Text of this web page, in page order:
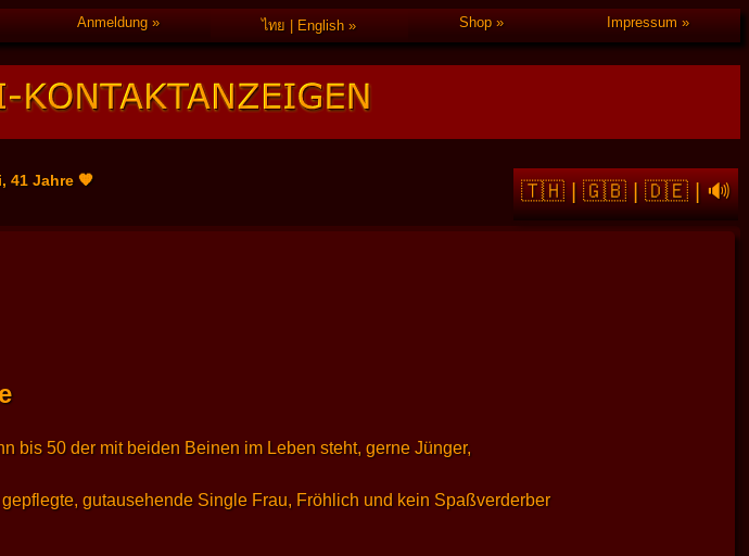
Anmeldung ไทย | English Shop Impressum
🇹🇭|🇬🇧|🇩🇪|🔊
41 Jahre 🧡
bis 50 der mit beiden Beinen im Leben steht, gerne Jünger,
gutausehende Single Frau, Fröhlich und kein Spaßverderber